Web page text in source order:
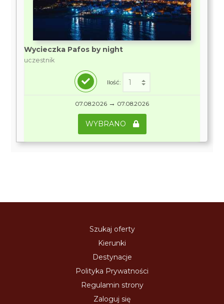
Wycieczka Pafos by night
uczestnik
Ilość:
07.08.2026 → 07.08.2026
WYBRANO
Szukaj oferty
Kierunki
Destynacje
Polityka Prywatności
Regulamin strony
Zaloguj się